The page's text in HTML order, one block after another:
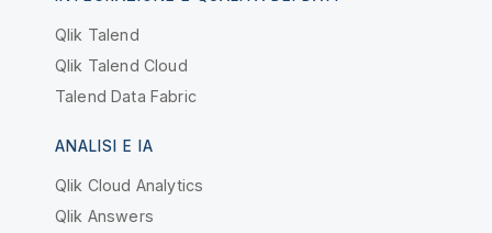
Qlik Talend
Qlik Talend Cloud
Talend Data Fabric
ANALISI E IA
Qlik Cloud Analytics
Qlik Answers